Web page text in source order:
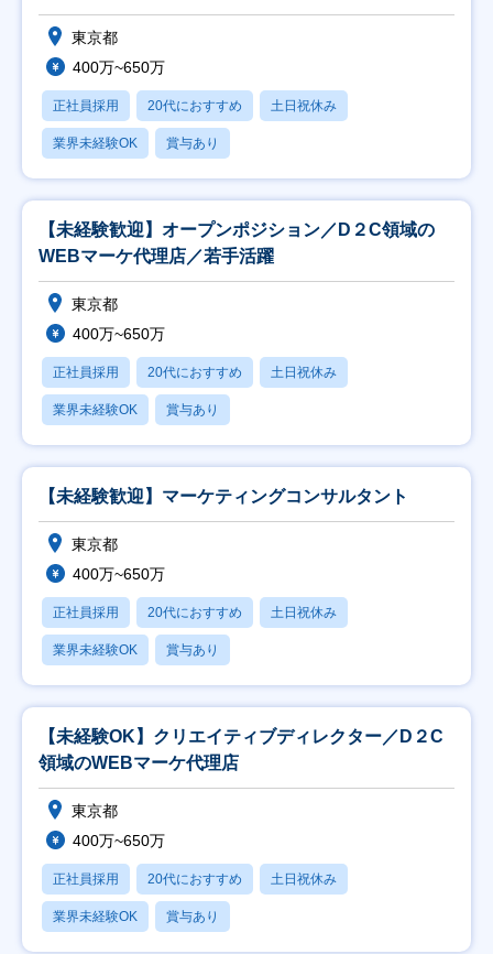
東京都
400万~650万
正社員採用 20代におすすめ 土日祝休み
業界未経験OK 賞与あり
【未経験歓迎】オープンポジション／D２C領域の
WEBマーケ代理店／若手活躍
東京都
400万~650万
正社員採用 20代におすすめ 土日祝休み
業界未経験OK 賞与あり
【未経験歓迎】マーケティングコンサルタント
東京都
400万~650万
正社員採用 20代におすすめ 土日祝休み
業界未経験OK 賞与あり
【未経験OK】クリエイティブディレクター／D２C
領域のWEBマーケ代理店
東京都
400万~650万
正社員採用 20代におすすめ 土日祝休み
業界未経験OK 賞与あり